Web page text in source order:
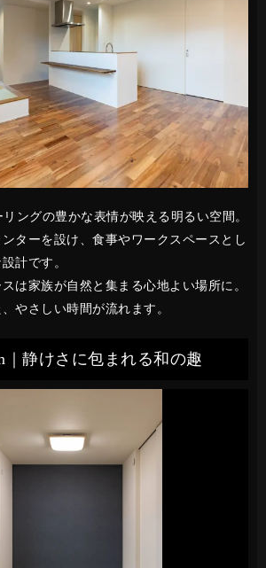
ングの豊かな表情が映える明るい空間。
ターを設け、食事やワークスペースとし
計です。
は家族が自然と集まる心地よい場所に。
やさしい時間が流れます。
｜静けさに包まれる和の趣